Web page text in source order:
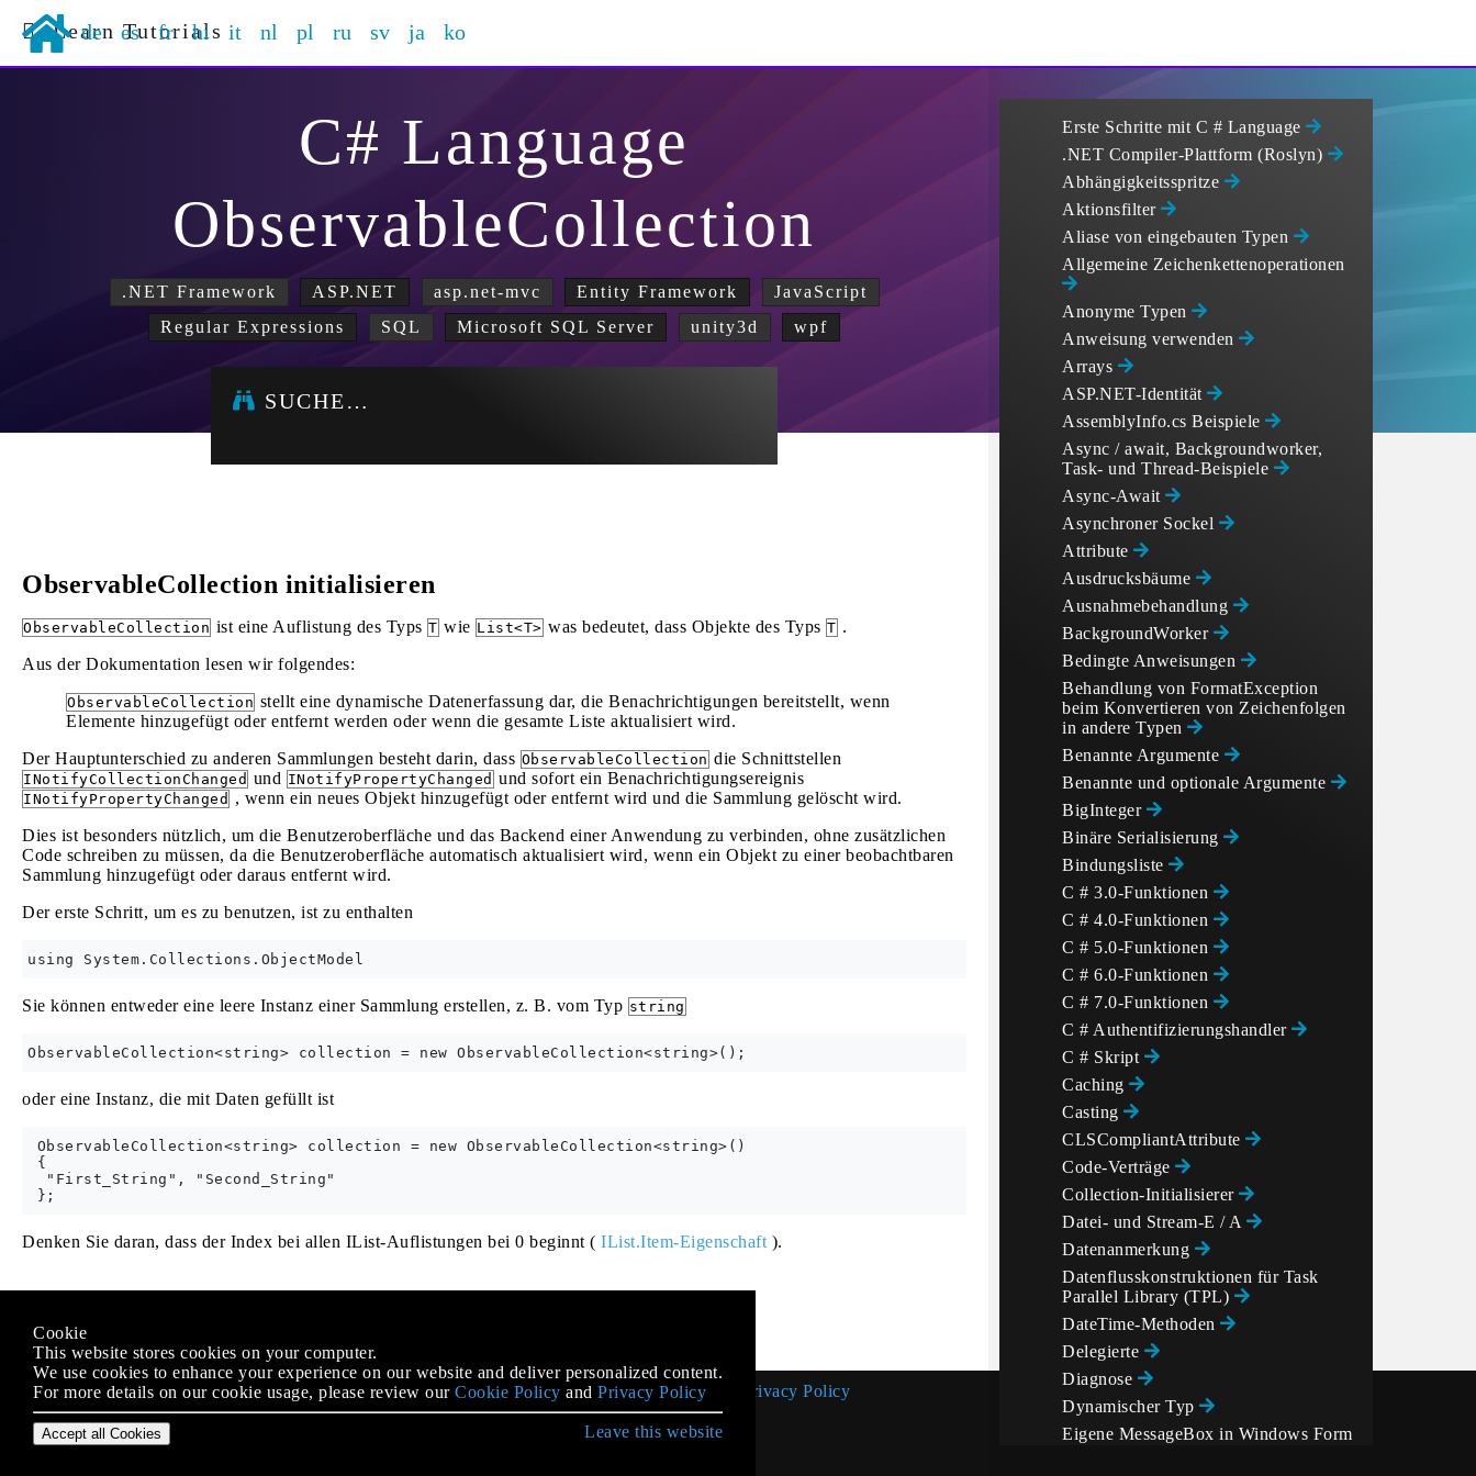
Learn Tutorials
de es fr hi it nl pl ru sv ja ko
C# Language
ObservableCollection
.NET Framework ASP.NET asp.net-mvc Entity Framework
JavaScript
Regular Expressions
SQL Microsoft SQL Server unity3d wpf
SUCHE…
ObservableCollection initialisieren
ObservableCollection ist eine Auflistung des Typs T wie List<T> was bedeutet, dass Objekte des Typs T .
Aus der Dokumentation lesen wir folgendes:
ObservableCollection stellt eine dynamische Datenerfassung dar, die Benachrichtigungen bereitstellt, wenn
Elemente hinzugefügt oder entfernt werden oder wenn die gesamte Liste aktualisiert wird.
Der Hauptunterschied zu anderen Sammlungen besteht darin, dass ObservableCollection die Schnittstellen
INotifyCollectionChanged und INotifyPropertyChanged und sofort ein Benachrichtigungsereignis
INotifyPropertyChanged , wenn ein neues Objekt hinzugefügt oder entfernt wird und die Sammlung gelöscht wird.
Dies ist besonders nützlich, um die Benutzeroberfläche und das Backend einer Anwendung zu verbinden, ohne zusätzlichen
Code schreiben zu müssen, da die Benutzeroberfläche automatisch aktualisiert wird, wenn ein Objekt zu einer beobachtbaren
Sammlung hinzugefügt oder daraus entfernt wird.
Der erste Schritt, um es zu benutzen, ist zu enthalten
Sie können entweder eine leere Instanz einer Sammlung erstellen, z. B. vom Typ string
oder eine Instanz, die mit Daten gefüllt ist
ObservableCollection<string> collection = new ObservableCollection<string>()
{
  "First_String", "Second_String"
Denken Sie daran, dass der Index bei allen IList-Auflistungen bei 0 beginnt ( IList.Item-Eigenschaft ).
Lizenziert unter
Nicht angeschlossen anStack Overflow
Erste Schritte mit C # Language
.NET Compiler-Plattform (Roslyn)
Abhängigkeitsspritze
Aktionsfilter
Aliase von eingebauten Typen
Allgemeine Zeichenkettenoperationen
Anonyme Typen
Anweisung verwenden
Arrays
ASP.NET-Identität
AssemblyInfo.cs Beispiele
Async / await, Backgroundworker,
Task- und Thread-Beispiele
Async-Await
Asynchroner Sockel
Attribute
Ausdrucksbäume
Ausnahmebehandlung
BackgroundWorker
Bedingte Anweisungen
Behandlung von FormatException
beim Konvertieren von Zeichenfolgen
in andere Typen
Benannte Argumente
Benannte und optionale Argumente
BigInteger
Binäre Serialisierung
Bindungsliste
C # 3.0-Funktionen
C # 4.0-Funktionen
C # 5.0-Funktionen
C # 6.0-Funktionen
C # 7.0-Funktionen
C # Authentifizierungshandler
C # Skript
Caching
Casting
CLSCompliantAttribute
Code-Verträge
Collection-Initialisierer
Datei- und Stream-E / A
Datenanmerkung
Datenflusskonstruktionen für Task
Parallel Library (TPL)
DateTime-Methoden
Delegierte
Diagnose
Dynamischer Typ
Eigene MessageBox in Windows Form
Cookie Policy Privacy Policy
Cookie
This website stores cookies on your computer.
We use cookies to enhance your experience on our website and deliver personalized content.
For more details on our cookie usage, please review our Cookie Policy and Privacy Policy
Accept all Cookies Leave this website